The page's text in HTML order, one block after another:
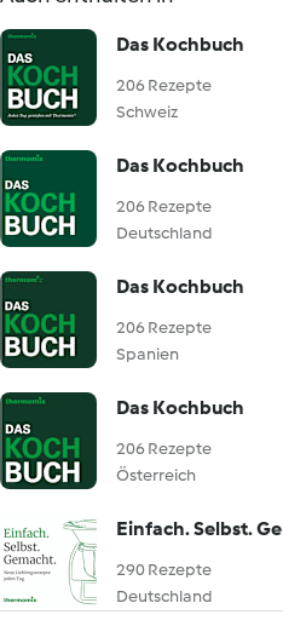
Das Kochbuch
206 Rezepte
Schweiz
Das Kochbuch
206 Rezepte
Deutschland
Das Kochbuch
206 Rezepte
Spanien
Das Kochbuch
206 Rezepte
Österreich
Einfach. Selbst.
290 Rezepte
Deutschland